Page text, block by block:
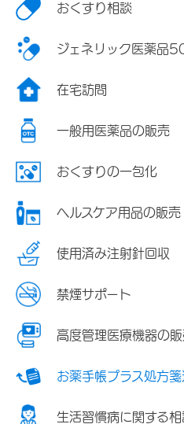
おくすり相談
ジェネリック医薬品
在宅訪問
一般用医薬品の販売
おくすりの一包化
ヘルスケア用品の販売
使用済み注射針回収
禁煙サポート
高度管理医療機器の
お薬手帳プラス処方
生活習慣病に関する相